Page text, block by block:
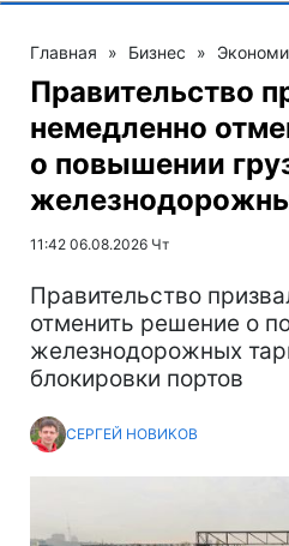
Главная » Бизнес »
Правительство
немедленно
о повышении
11:42 06.08.2026 Чт
Правительство
отменить решение о
железнодорожных
блокировки портов
СЕРГЕЙ НОВИКОВ